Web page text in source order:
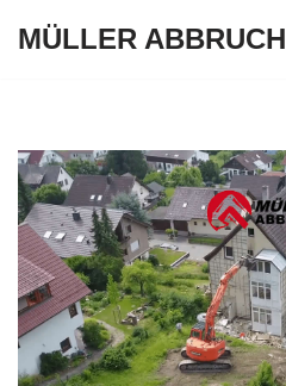
MÜLLER ABBRUCH